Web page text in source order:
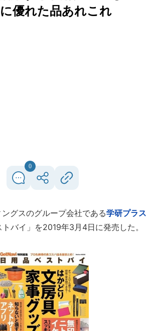
に優れた品あれこれ
0
グスのグループ会社である学研プラス
バイ」を2019年3月4日に発売した。